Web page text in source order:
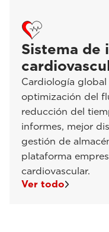
Sistema de
Cardiología
optimización del
reducción del
informes, mejor
gestión de
plataforma
cardiovascular.
Ver todo